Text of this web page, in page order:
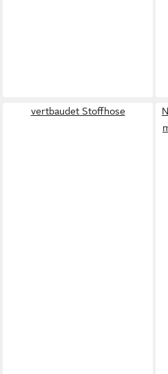
vertbaudet Stoffhose